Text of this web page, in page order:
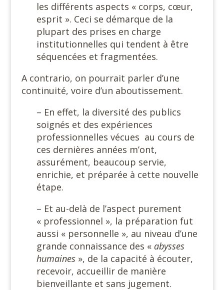
les différents aspects « corps, cœur,
esprit ». Ceci se démarque de la
plupart des prises en charge
institutionnelles qui tendent à être
séquencées et fragmentées.
A contrario, on pourrait parler d’une
continuité, voire d’un aboutissement.
– En effet, la diversité des publics
soignés et des expériences
professionnelles vécues au cours de
ces dernières années m’ont,
assurément, beaucoup servie,
enrichie, et préparée à cette nouvelle
étape.
– Et au-delà de l’aspect purement
« professionnel », la préparation fut
aussi « personnelle », au niveau d’une
grande connaissance des « abysses
humaines», de la capacité à écouter,
recevoir, accueillir de manière
bienveillante et sans jugement.